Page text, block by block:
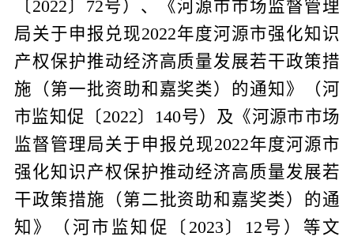
〔 2022〕 72号）、《河源市市场监督管理
局关于申报兑现2022年度河源市强化知识
产权保护推动经济高质量发展若干政策措
施（第一批资助和嘉奖类）的通知》（河
市监知促〔 2022〕 140号）及 《河源市市场
监督管理局关于申报兑现2022年度河源市
强化知识产权保护推动经济高质量发展若
干政策措施（第二批资助和嘉奖类）的通
知》（河市监知促〔 2023 〕 12号）等文